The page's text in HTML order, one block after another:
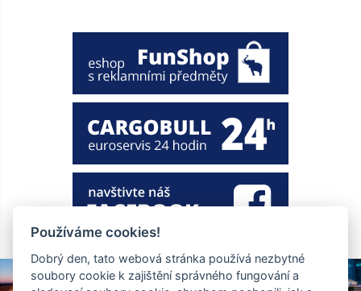
Používáme cookies!
Dobrý den, tato webová stránka používá nezbytné
soubory cookie k zajištění správného fungování a